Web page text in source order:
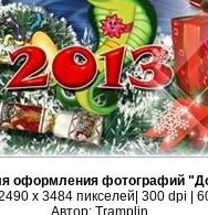
оформления фотографий
x 3484 пикселей| 300 dpi |
Автор: Tramplin